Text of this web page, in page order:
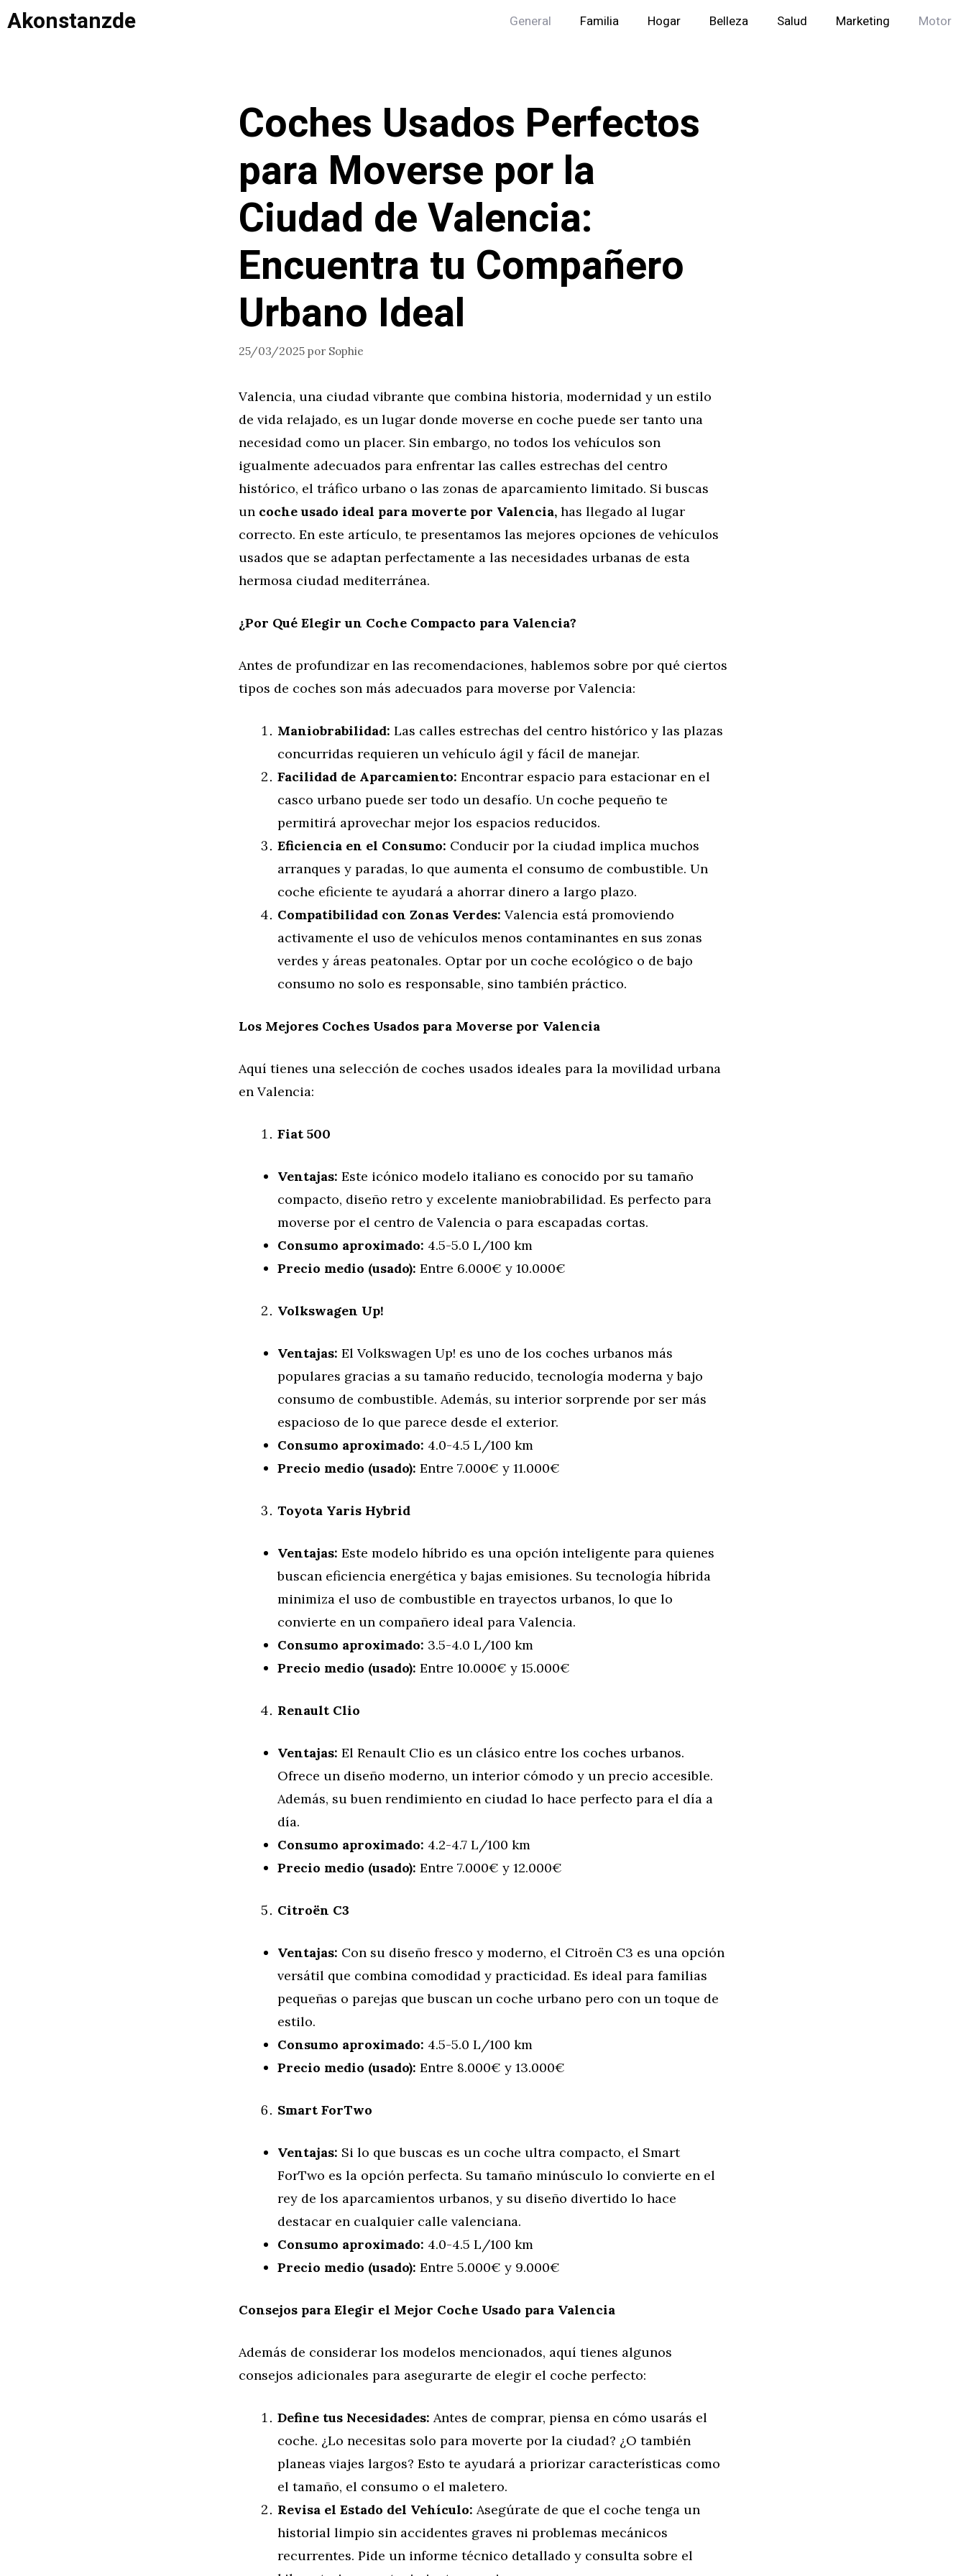
Saltar
alAkonstanzde General Familia Hogar Belleza Salud Marketing Motor
Coches Usados Perfectos
para Moverse por la
Ciudad de Valencia:
Encuentra tu Compañero
Urbano Ideal
25/03/2025 por Sophie
Valencia, una ciudad vibrante que combina historia, modernidad y un estilo
de vida relajado, es un lugar donde moverse en coche puede ser tanto una
necesidad como un placer. Sin embargo, no todos los vehículos son
igualmente adecuados para enfrentar las calles estrechas del centro
histórico, el tráfico urbano o las zonas de aparcamiento limitado. Si buscas
un coche usado ideal para moverte por Valencia, has llegado al lugar
correcto. En este artículo, te presentamos las mejores opciones de vehículos
usados que se adaptan perfectamente a las necesidades urbanas de esta
hermosa ciudad mediterránea.
¿Por Qué Elegir un Coche Compacto para Valencia?
Antes de profundizar en las recomendaciones, hablemos sobre por qué ciertos
tipos de coches son más adecuados para moverse por Valencia:
Maniobrabilidad: Las calles estrechas del centro histórico y las plazas
concurridas requieren un vehículo ágil y fácil de manejar.
Facilidad de Aparcamiento: Encontrar espacio para estacionar en el
casco urbano puede ser todo un desafío. Un coche pequeño te
permitirá aprovechar mejor los espacios reducidos.
Eficiencia en el Consumo: Conducir por la ciudad implica muchos
arranques y paradas, lo que aumenta el consumo de combustible. Un
coche eficiente te ayudará a ahorrar dinero a largo plazo.
Compatibilidad con Zonas Verdes: Valencia está promoviendo
activamente el uso de vehículos menos contaminantes en sus zonas
verdes y áreas peatonales. Optar por un coche ecológico o de bajo
consumo no solo es responsable, sino también práctico.
Los Mejores Coches Usados para Moverse por Valencia
Aquí tienes una selección de coches usados ideales para la movilidad urbana
en Valencia:
Fiat 500
Ventajas: Este icónico modelo italiano es conocido por su tamaño
compacto, diseño retro y excelente maniobrabilidad. Es perfecto para
moverse por el centro de Valencia o para escapadas cortas.
Consumo aproximado: 4.5-5.0 L/100 km
Precio medio (usado): Entre 6.000€ y 10.000€
Volkswagen Up!
Ventajas: El Volkswagen Up! es uno de los coches urbanos más
populares gracias a su tamaño reducido, tecnología moderna y bajo
consumo de combustible. Además, su interior sorprende por ser más
espacioso de lo que parece desde el exterior.
Consumo aproximado: 4.0-4.5 L/100 km
Precio medio (usado): Entre 7.000€ y 11.000€
Toyota Yaris Hybrid
Ventajas: Este modelo híbrido es una opción inteligente para quienes
buscan eficiencia energética y bajas emisiones. Su tecnología híbrida
minimiza el uso de combustible en trayectos urbanos, lo que lo
convierte en un compañero ideal para Valencia.
Consumo aproximado: 3.5-4.0 L/100 km
Precio medio (usado): Entre 10.000€ y 15.000€
Renault Clio
Ventajas: El Renault Clio es un clásico entre los coches urbanos.
Ofrece un diseño moderno, un interior cómodo y un precio accesible.
Además, su buen rendimiento en ciudad lo hace perfecto para el día a
día.
Consumo aproximado: 4.2-4.7 L/100 km
Precio medio (usado): Entre 7.000€ y 12.000€
Citroën C3
Ventajas: Con su diseño fresco y moderno, el Citroën C3 es una opción
versátil que combina comodidad y practicidad. Es ideal para familias
pequeñas o parejas que buscan un coche urbano pero con un toque de
estilo.
Consumo aproximado: 4.5-5.0 L/100 km
Precio medio (usado): Entre 8.000€ y 13.000€
Smart ForTwo
Ventajas: Si lo que buscas es un coche ultra compacto, el Smart
ForTwo es la opción perfecta. Su tamaño minúsculo lo convierte en el
rey de los aparcamientos urbanos, y su diseño divertido lo hace
destacar en cualquier calle valenciana.
Consumo aproximado: 4.0-4.5 L/100 km
Precio medio (usado): Entre 5.000€ y 9.000€
Consejos para Elegir el Mejor Coche Usado para Valencia
Además de considerar los modelos mencionados, aquí tienes algunos
consejos adicionales para asegurarte de elegir el coche perfecto:
Define tus Necesidades: Antes de comprar, piensa en cómo usarás el
coche. ¿Lo necesitas solo para moverte por la ciudad? ¿O también
planeas viajes largos? Esto te ayudará a priorizar características como
el tamaño, el consumo o el maletero.
Revisa el Estado del Vehículo: Asegúrate de que el coche tenga un
historial limpio sin accidentes graves ni problemas mecánicos
recurrentes. Pide un informe técnico detallado y consulta sobre el